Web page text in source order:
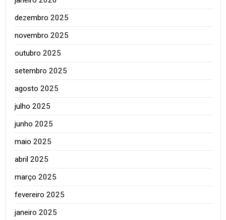
dezembro 2025
novembro 2025
outubro 2025
setembro 2025
agosto 2025
julho 2025
junho 2025
maio 2025
abril 2025
março 2025
fevereiro 2025
janeiro 2025